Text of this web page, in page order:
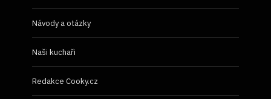
Návody a otázky
Naši kuchaři
Redakce Cooky.cz